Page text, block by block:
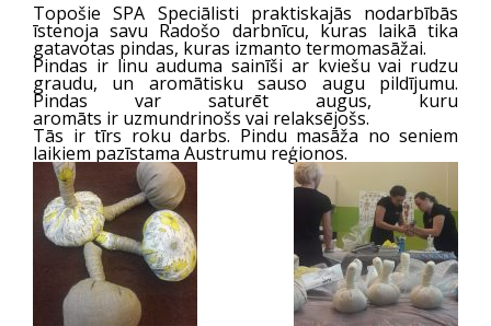
Topošie SPA Speciālisti praktiskajās nodarbībās
īstenoja savu Radošo darbnīcu, kuras laikā tika
gatavotas pindas, kuras izmanto termomasāžai.
Pindas ir linu auduma sainīši ar kviešu vai rudzu
graudu, un aromātisku sauso augu pildījumu.
Pindas var saturēt augus, kuru
aromāts ir uzmundrinošs vai relaksējošs.
Tās ir tīrs roku darbs. Pindu masāža no seniem
laikiem pazīstama Austrumu reģionos.